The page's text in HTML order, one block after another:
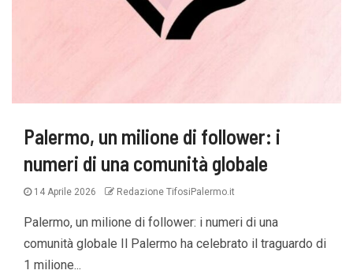
Palermo, un milione di follower: i
numeri di una comunità globale
14 Aprile 2026 Redazione TifosiPalermo.it
Palermo, un milione di follower: i numeri di una
comunità globale Il Palermo ha celebrato il traguardo di
1 milione...